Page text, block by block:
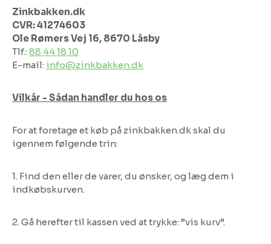
Zinkbakken.dk
CVR: 41274603
Ole Rømers Vej 16, 8670 Låsby
Tlf.: 88 44 18 10
E-mail: info@zinkbakken.dk
Vilkår - Sådan handler du hos os
For at foretage et køb på zinkbakken.dk skal du
igennem følgende trin:
1. Find den eller de varer, du ønsker, og læg dem i
indkøbskurven.
2. Gå herefter til kassen ved at trykke: ”vis kurv”.